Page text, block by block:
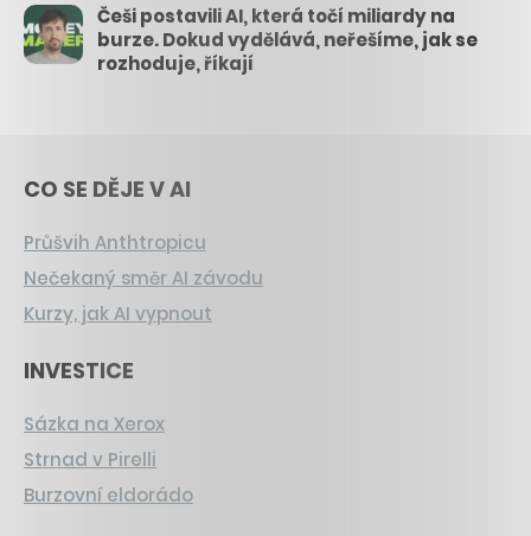
Češi postavili AI, která točí miliardy na
burze. Dokud vydělává, neřešíme, jak se
rozhoduje, říkají
CO SE DĚJE V AI
Průšvih Anthtropicu
Nečekaný směr AI závodu
Kurzy, jak AI vypnout
INVESTICE
Sázka na Xerox
Strnad v Pirelli
Burzovní eldorádo